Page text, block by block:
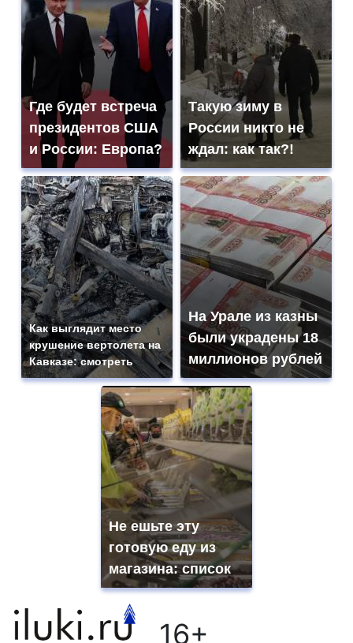
Где будет встреча
президентов США
и России: Европа?
Такую зиму в
России никто не
ждал: как так?!
Как выглядит место
крушение вертолета на
Кавказе: смотреть
На Урале из казны
были украдены 18
миллионов рублей
Не ешьте эту
готовую еду из
магазина: список
16+